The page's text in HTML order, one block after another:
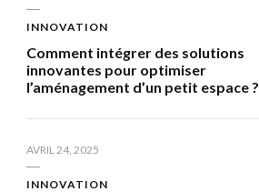
INNOVATION
Comment intégrer des solutions
innovantes pour optimiser
l’aménagement d’un petit espace ?
AVRIL 24, 2025
INNOVATION